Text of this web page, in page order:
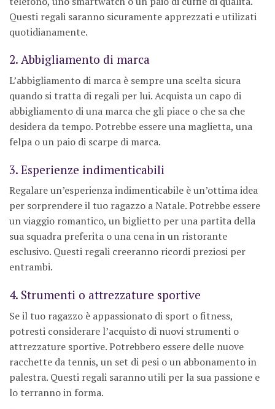
Questi regali saranno sicuramente apprezzati e utilizati
quotidianamente.
2. Abbigliamento di marca
L’abbigliamento di marca è sempre una scelta sicura
quando si tratta di regali per lui. Acquista un capo di
abbigliamento di una marca che gli piace o che sa che
desidera da tempo. Potrebbe essere una maglietta, una
felpa o un paio di scarpe di marca.
3. Esperienze indimenticabili
Regalare un’esperienza indimenticabile è un’ottima idea
per sorprendere il tuo ragazzo a Natale. Potrebbe essere
un viaggio romantico, un biglietto per una partita della
sua squadra preferita o una cena in un ristorante
esclusivo. Questi regali creeranno ricordi preziosi per
entrambi.
4. Strumenti o attrezzature sportive
Se il tuo ragazzo è appassionato di sport o fitness,
potresti considerare l’acquisto di nuovi strumenti o
attrezzature sportive. Potrebbero essere delle nuove
racchette da tennis, un set di pesi o un abbonamento in
palestra. Questi regali saranno utili per la sua passione e
lo terranno in forma.